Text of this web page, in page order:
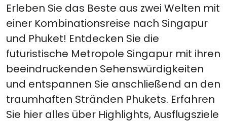
Erleben Sie das Beste aus zwei Welten mit
einer Kombinationsreise nach Singapur
und Phuket! Entdecken Sie die
futuristische Metropole Singapur mit ihren
beeindruckenden Sehenswürdigkeiten
und entspannen Sie anschließend an den
traumhaften Stränden Phukets. Erfahren
Sie hier alles über Highlights, Ausflugsziele